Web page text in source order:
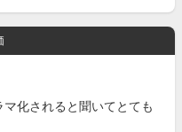
化されると聞いてとても